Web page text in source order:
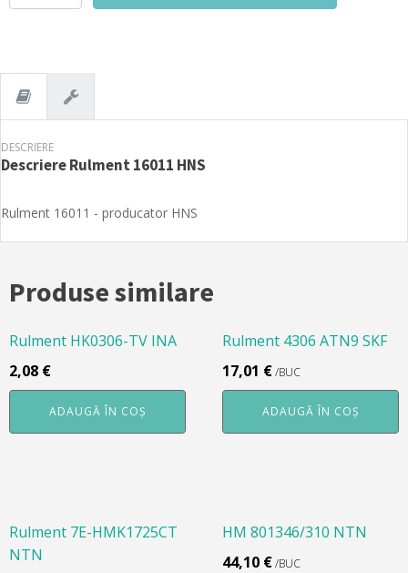
DESCRIERE
DescriereRulment 16011 HNS
Rulment 16011 - producator HNS
Produse similare
Rulment HK0306-TV INA
2,08 €
ADAUGĂ ÎN COȘ
Rulment 4306 ATN9 SKF
17,01 €/BUC
ADAUGĂ ÎN COȘ
Rulment 7E-HMK1725CT
NTN
HM 801346/310 NTN
44,10 €/BUC